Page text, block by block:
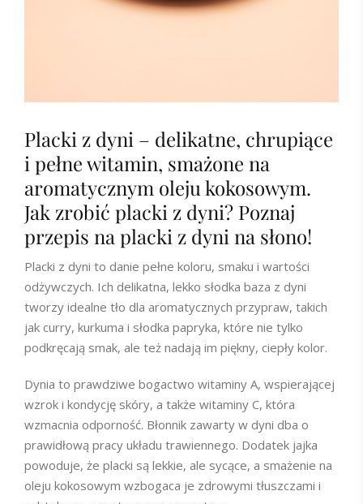
Placki z dyni – delikatne, chrupiące
i pełne witamin, smażone na
aromatycznym oleju kokosowym.
Jak zrobić placki z dyni? Poznaj
przepis na placki z dyni na słono!
Placki z dyni to danie pełne koloru, smaku i wartości
odżywczych. Ich delikatna, lekko słodka baza z dyni
tworzy idealne tło dla aromatycznych przypraw, takich
jak curry, kurkuma i słodka papryka, które nie tylko
podkręcają smak, ale też nadają im piękny, ciepły kolor.
Dynia to prawdziwe bogactwo witaminy A, wspierającej
wzrok i kondycję skóry, a także witaminy C, która
wzmacnia odporność. Błonnik zawarty w dyni dba o
prawidłową pracy układu trawiennego. Dodatek jajka
powoduje, że placki są lekkie, ale sycące, a smażenie na
oleju kokosowym wzbogaca je zdrowymi tłuszczami i